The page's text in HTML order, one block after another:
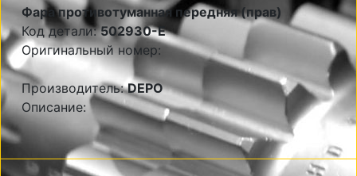
Фара противотуманная передняя (прав)
Код детали:502930-E
Оригинальный номер:
Производитель:DEPO
Описание: